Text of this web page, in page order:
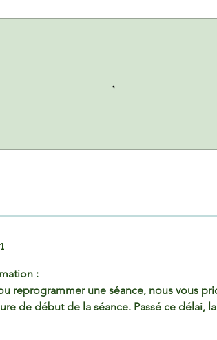
:
reprogrammer une séance, nous vous
de début de la séance. Passé ce délai,